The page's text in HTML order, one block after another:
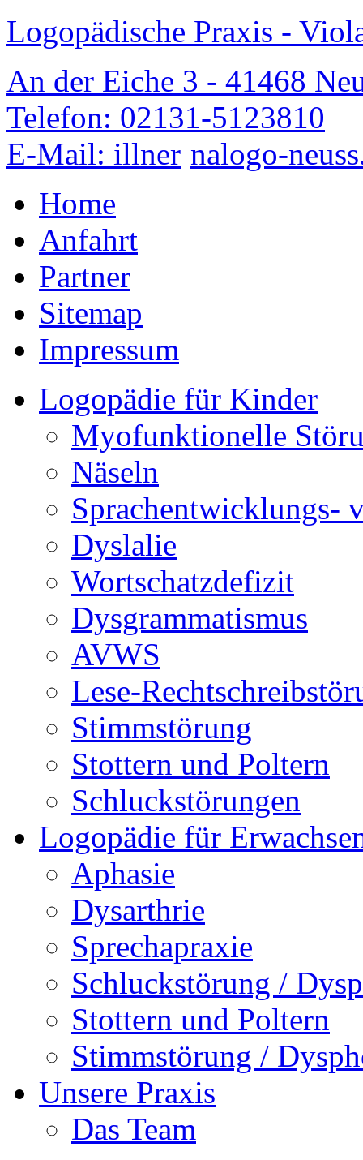
Logopädische Praxis -
An der Eiche 3 - 41468
Telefon: 02131-5123810
E-Mail: illner nalogo-
Home
Anfahrt
Partner
Sitemap
Impressum
Logopädie für Kinder
Myofunktionelle
Näseln
Sprachentwicklungs-
Dyslalie
Wortschatzdefizit
Dysgrammatismus
AVWS
Lese-
Stimmstörung
Stottern und Poltern
Schluckstörungen
Logopädie für
Aphasie
Dysarthrie
Sprechapraxie
Schluckstörung /
Stottern und Poltern
Stimmstörung /
Unsere Praxis
Das Team